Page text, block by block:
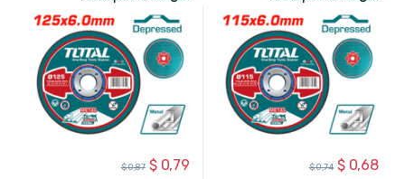
$0,68
$0,74
$0,79
$0,87